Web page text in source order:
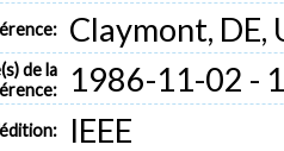
Claymont, DE,
de la
1986-11-02 -
IEEE